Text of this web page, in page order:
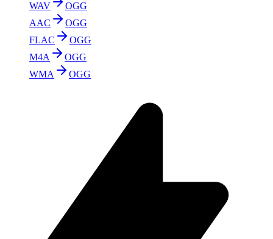
WAV
OGG
AAC
OGG
FLAC
OGG
M4A
OGG
WMA
OGG